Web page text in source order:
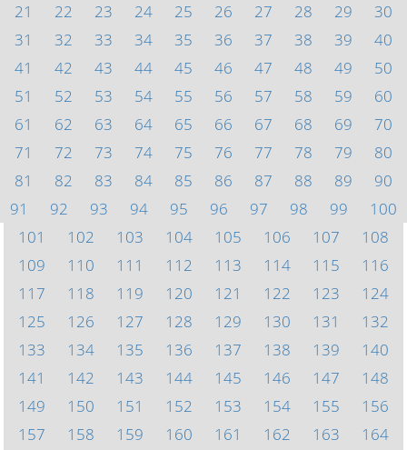
21
22 23 24 25 26 27 28 29
30
31
32 33 34 35 36 37 38 39
40
41
42 43 44 45 46 47 48 49
50
51
52 53 54 55 56 57 58 59
60
61
62 63 64 65 66 67 68 69
70
71
72 73 74 75 76 77 78 79
80
81
82 83 84 85 86 87 88 89
90
91
92 93 94 95 96 97 98 99
100
101
102 103 104 105 106 107
108
109
110 111 112 113 114 115
116
117
118 119 120 121 122 123
124
125
126 127 128 129 130 131
132
133
134 135 136 137 138 139
140
141
142 143 144 145 146 147
148
149
150 151 152 153 154 155
156
157
158 159 160 161 162 163
164